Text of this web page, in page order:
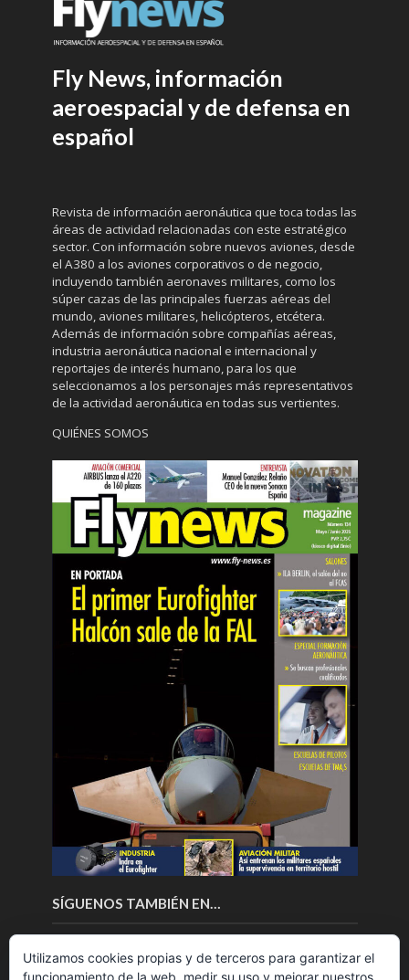
Fly News, información
aeroespacial y de defensa en
español
Revista de información aeronáutica que toca todas las
áreas de actividad relacionadas con este estratégico
sector. Con información sobre nuevos aviones, desde
el A380 a los aviones corporativos o de negocio,
incluyendo también aeronaves militares, como los
súper cazas de las principales fuerzas aéreas del
mundo, aviones militares, helicópteros, etcétera.
Además de información sobre compañías aéreas,
industria aeronáutica nacional e internacional y
reportajes de interés humano, para los que
seleccionamos a los personajes más representativos
de la actividad aeronáutica en todas sus vertientes.
QUIÉNES SOMOS
SÍGUENOS TAMBIÉN EN…
Utilizamos cookies propias y de terceros para garantizar el
funcionamiento de la web, medir su uso y mejorar nuestros